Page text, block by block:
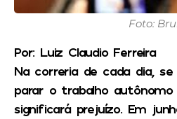
Foto:
Por: Luiz Claudio Ferreira
Na correria de cada dia,
parar o trabalho autônomo
significará prejuízo. Em